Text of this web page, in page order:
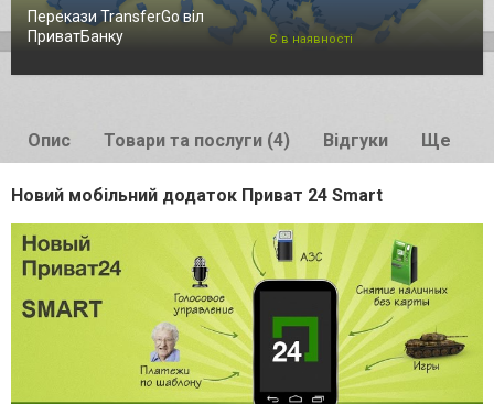
Перекази TransferGo віл
ПриватБанку
Є в наявності
Опис Товари та послуги (4) Відгуки Ще
Новий мобільний додаток Приват 24 Smart